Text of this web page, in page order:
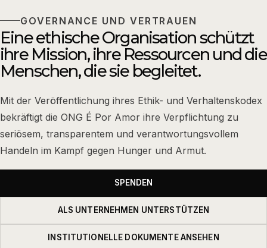
GOVERNANCE UND VERTRAUEN
Eine ethische Organisation schützt
ihre Mission, ihre Ressourcen und die
Menschen, die sie begleitet.
Mit der Veröffentlichung ihres Ethik- und Verhaltenskodex
bekräftigt die ONG É Por Amor ihre Verpflichtung zu
seriösem, transparentem und verantwortungsvollem
Handeln im Kampf gegen Hunger und Armut.
SPENDEN
ALS UNTERNEHMEN UNTERSTÜTZEN
INSTITUTIONELLE DOKUMENTE ANSEHEN